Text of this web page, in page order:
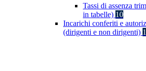
Tassi di assenza
in tabelle) 10
Incarichi conferiti e
(dirigenti e non dirigenti)